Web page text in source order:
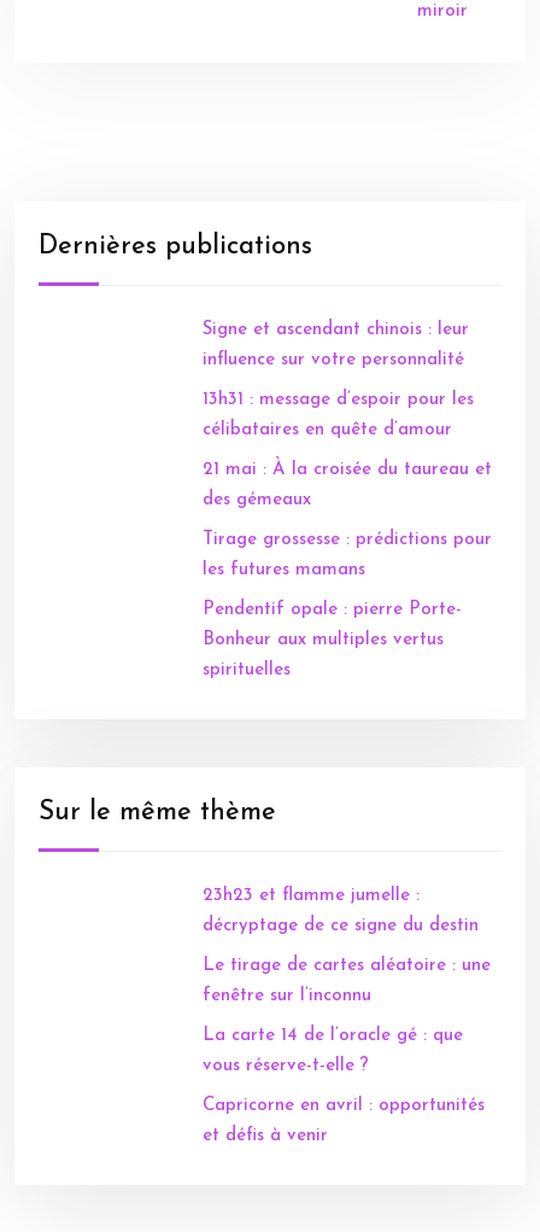
miroir
Dernières publications
Signe et ascendant chinois : leur
influence sur votre personnalité
13h31 : message d’espoir pour les
célibataires en quête d’amour
21 mai : À la croisée du taureau et
des gémeaux
Tirage grossesse : prédictions pour
les futures mamans
Pendentif opale : pierre Porte-
Bonheur aux multiples vertus
spirituelles
Sur le même thème
23h23 et flamme jumelle :
décryptage de ce signe du destin
Le tirage de cartes aléatoire : une
fenêtre sur l’inconnu
La carte 14 de l’oracle gé : que
vous réserve-t-elle ?
Capricorne en avril : opportunités
et défis à venir